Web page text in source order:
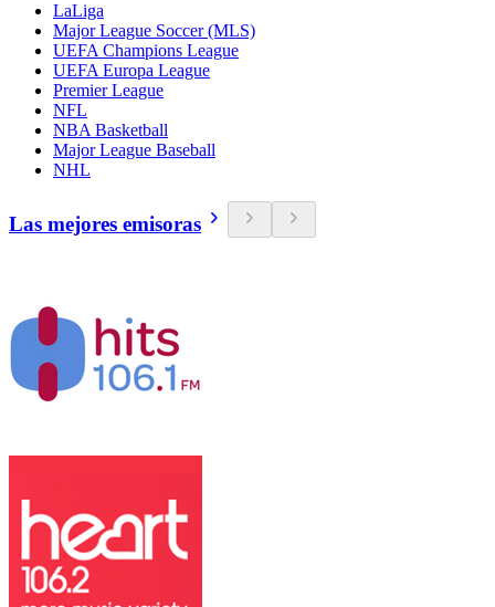
LaLiga
Major League Soccer (MLS)
UEFA Champions League
UEFA Europa League
Premier League
NFL
NBA Basketball
Major League Baseball
NHL
Las mejores emisoras